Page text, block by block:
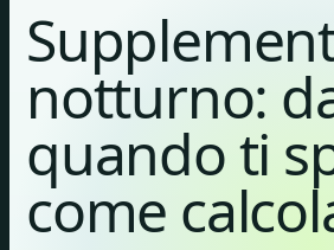
notturno:
quando ti
come